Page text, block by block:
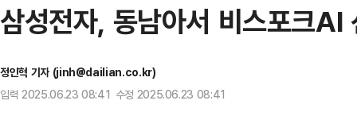
삼성전자, 동남아서 비스포크
정인혁 기자 (jinh@dailian.co.kr)
입력 2025.06.23 08:41 수정 2025.06.23 08:41